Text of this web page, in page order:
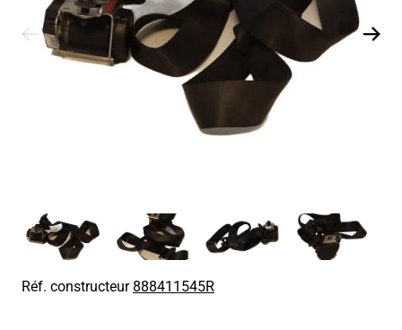
Réf. constructeur888411545R